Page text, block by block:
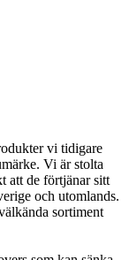
vi tidigare
Vi är stolta
att de förtjänar sitt
och utomlands.
sortiment